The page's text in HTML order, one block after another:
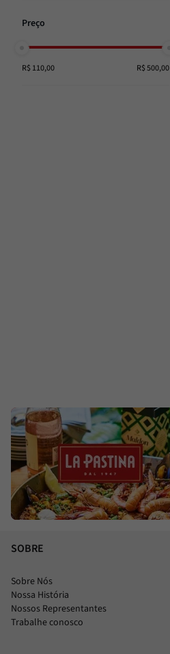
R$ 110,00 R$ 500,00
SOBRE
Sobre Nós
Nossa História
Nossos Representantes
Trabalhe conosco